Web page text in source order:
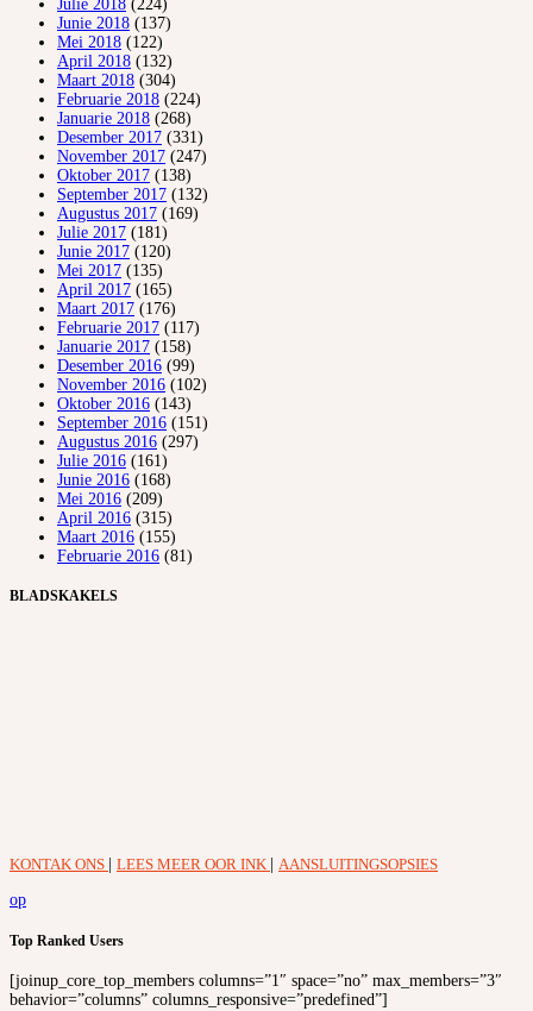
Julie 2018 (224)
Junie 2018 (137)
Mei 2018 (122)
April 2018 (132)
Maart 2018 (304)
Februarie 2018 (224)
Januarie 2018 (268)
Desember 2017 (331)
November 2017 (247)
Oktober 2017 (138)
September 2017 (132)
Augustus 2017 (169)
Julie 2017 (181)
Junie 2017 (120)
Mei 2017 (135)
April 2017 (165)
Maart 2017 (176)
Februarie 2017 (117)
Januarie 2017 (158)
Desember 2016 (99)
November 2016 (102)
Oktober 2016 (143)
September 2016 (151)
Augustus 2016 (297)
Julie 2016 (161)
Junie 2016 (168)
Mei 2016 (209)
April 2016 (315)
Maart 2016 (155)
Februarie 2016 (81)
BLADSKAKELS
KONTAK ONS LEES MEER OOR INK
AANSLUITINGSOPSIES
op
Top Ranked Users
[joinup_core_top_members columns=”1″ space=”no” max_members=”3″
behavior=”columns” columns_responsive=”predefined”]